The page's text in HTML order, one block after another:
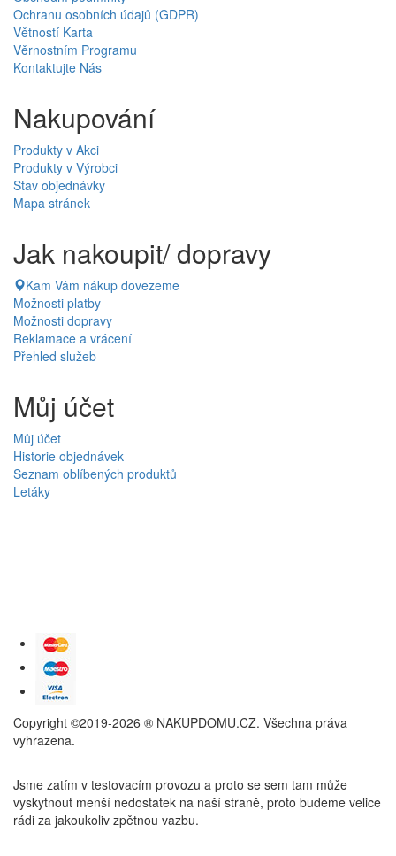
Ochranu osobních údajů (GDPR)
Větností Karta
Věrnostním Programu
Kontaktujte Nás
Nakupování
Produkty v Akci
Produkty v Výrobci
Stav objednávky
Mapa stránek
Jak nakoupit/ dopravy
Kam Vám nákup dovezeme
Možnosti platby
Možnosti dopravy
Reklamace a vrácení
Přehled služeb
Můj účet
Můj účet
Historie objednávek
Seznam oblíbených produktů
Letáky
Copyright ©2019-2026 ® NAKUPDOMU.CZ. Všechna práva
vyhrazena.
Jsme zatím v testovacím provozu a proto se sem tam může
vyskytnout menší nedostatek na naší straně, proto budeme velice
rádi za jakoukoliv zpětnou vazbu.